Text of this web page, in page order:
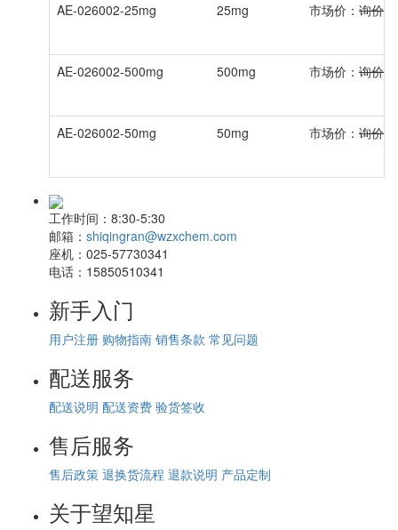
AE-026002-25mg 25mg 市场价： 询价
AE-026002-500mg 500mg 市场价： 询价
AE-026002-50mg 50mg 市场价： 询价
工作时间： 8:30-5:30
邮箱： shiqingran@wzxchem.com
座机： 025-57730341
电话： 15850510341
新手入门
用户注册 购物指南 销售条款 常见问题
配送服务
配送说明 配送资费 验货签收
售后服务
售后政策 退换货流程 退款说明 产品定制
关于望知星